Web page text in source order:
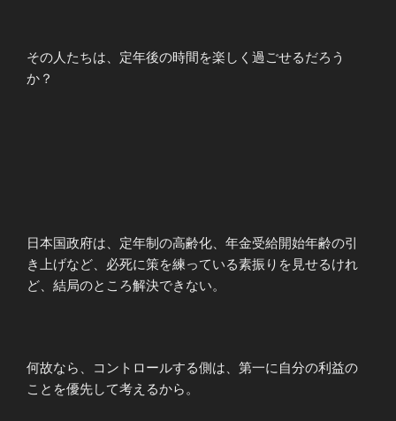
その人たちは、定年後の時間を楽しく過ごせるだろう
か？
日本国政府は、定年制の高齢化、年金受給開始年齢の引
き上げなど、必死に策を練っている素振りを見せるけれ
ど、結局のところ解決できない。
何故なら、コントロールする側は、第一に自分の利益の
ことを優先して考えるから。